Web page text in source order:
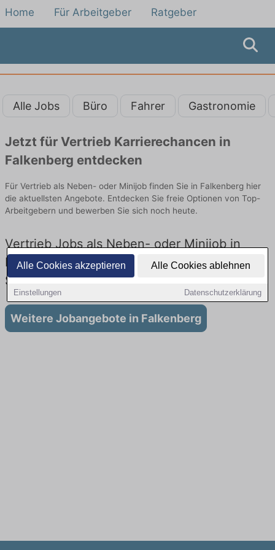
Alle Cookies akzeptieren Alle Cookies ablehnen
Einstellungen Datenschutzerklärung
Home Für Arbeitgeber Ratgeber
Alle Jobs Büro Fahrer Gastronomie
Jetzt für Vertrieb Karrierechancen in
Falkenberg entdecken
Für Vertrieb als Neben- oder Minijob finden Sie in Falkenberg hier
die aktuellsten Angebote. Entdecken Sie freie Optionen von Top-
Arbeitgebern und bewerben Sie sich noch heute.
Vertrieb Jobs als Neben- oder Minijob in
Falkenberg: Aktuell gibt es keine
Stellenangebote für Vertrieb in Falkenberg
Weitere Jobangebote in Falkenberg